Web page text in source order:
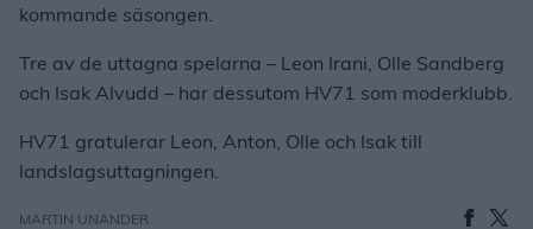
kommande säsongen.
Tre av de uttagna spelarna – Leon Irani, Olle Sandberg
och Isak Alvudd – har dessutom HV71 som moderklubb.
HV71 gratulerar Leon, Anton, Olle och Isak till
landslagsuttagningen.
MARTIN UNANDER